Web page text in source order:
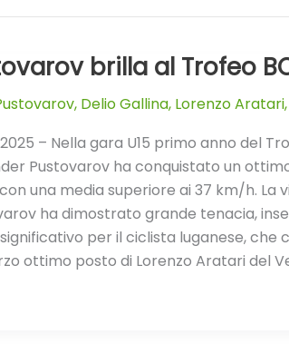
brilla al Trofeo
, Delio Gallina, Lorenzo Aratari,
– Nella gara U15 primo anno del
Pustovarov ha conquistato un
una media superiore ai 37 km/h. La
ha dimostrato grande tenacia,
per il ciclista luganese,
ottimo posto di Lorenzo Aratari del